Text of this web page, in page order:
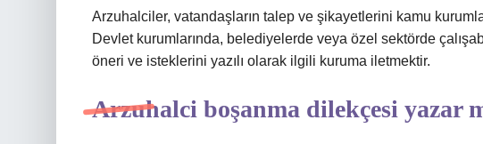
Arzuhalciler, vatandaşların talep ve şikayetlerini kamu
Devlet kurumlarında, belediyelerde veya özel sektörde
öneri ve isteklerini yazılı olarak ilgili kuruma iletmektir.
Arzuhalci boşanma dilekçesi yazar